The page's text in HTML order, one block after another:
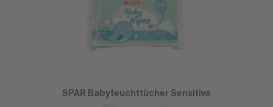
SPAR Babyfeuchttücher Sensitive